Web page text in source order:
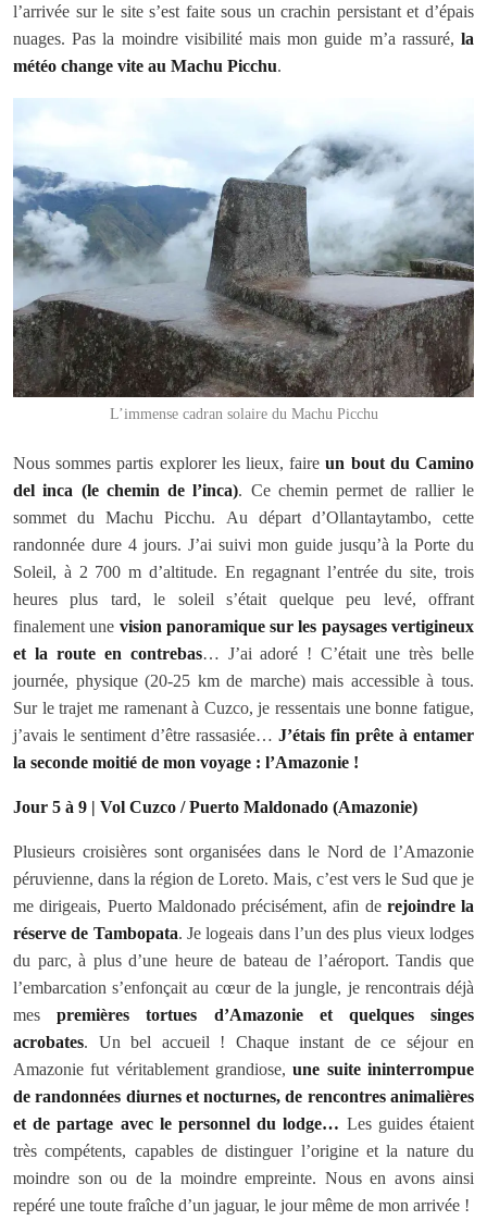
l’arrivée sur le site s’est faite sous un crachin persistant et d’épais
nuages. Pas la moindre visibilité mais mon guide m’a rassuré, la
météo change vite au Machu Picchu.
L’immense cadran solaire du Machu Picchu
Nous sommes partis explorer les lieux, faireun bout du Camino
del inca (le chemin de l’inca). Ce chemin permet de rallier le
sommet du Machu Picchu. Au départ d’Ollantaytambo, cette
randonnée dure 4 jours. J’ai suivi mon guide jusqu’à la Porte du
Soleil, à 2 700 m d’altitude. En regagnant l’entrée du site, trois
heures plus tard, le soleil s’était quelque peu levé, offrant
finalement une vision panoramique sur les paysages vertigineux
et la route en contrebas… J’ai adoré ! C’était une très belle
journée, physique (20-25 km de marche) mais accessible à tous.
Sur le trajet me ramenant à Cuzco, je ressentais une bonne fatigue,
j’avais le sentiment d’être rassasiée… J’étais fin prête à entamer
la seconde moitié de mon voyage : l’Amazonie !
Jour 5 à 9 | Vol Cuzco /Puerto Maldonado (Amazonie)
Plusieurs croisières sont organisées dans le Nord de l’Amazonie
péruvienne, dans la région de Loreto. Mais, c’est vers le Sud que je
me dirigeais, Puerto Maldonado précisément, afin de rejoindre la
réserve de Tambopata. Je logeais dans l’un des plus vieux lodges
du parc, à plus d’une heure de bateau de l’aéroport. Tandis que
l’embarcation s’enfonçait au cœur de la jungle, je rencontrais déjà
mespremières tortues d’Amazonie et quelques singes
acrobates. Un bel accueil ! Chaque instant de ce séjour en
Amazonie fut véritablement grandiose,une suite ininterrompue
de randonnées diurnes et nocturnes, de rencontres animalières
et de partage avec le personnel du lodge… Les guides étaient
très compétents, capables de distinguer l’origine et la nature du
moindre son ou de la moindre empreinte. Nous en avons ainsi
repéré une toute fraîche d’un jaguar, le jour même de mon arrivée !